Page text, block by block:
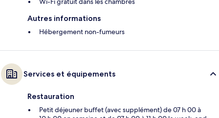
Autres informations
Hébergement non-fumeurs
Services et équipements
Restauration
Petit déjeuner buffet (avec supplément) de 07 h 00 à